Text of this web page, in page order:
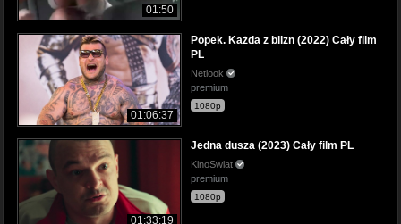
01:50
01:06:37
Popek. Każda z blizn (2022) Cały film
PL
Netlook
premium
1080p
01:33:19
Jedna dusza (2023) Cały film PL
KinoSwiat
premium
1080p